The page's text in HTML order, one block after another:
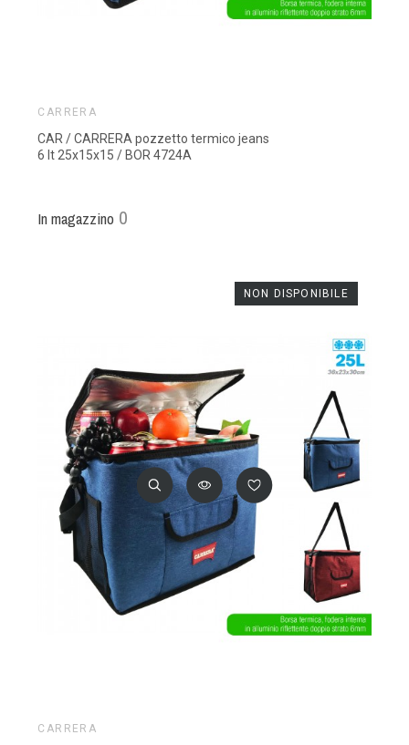
CARRERA
CAR / CARRERA pozzetto termico jeans
6 lt 25x15x15 / BOR 4724A
In magazzino 0
CARRERA
NON DISPONIBILE